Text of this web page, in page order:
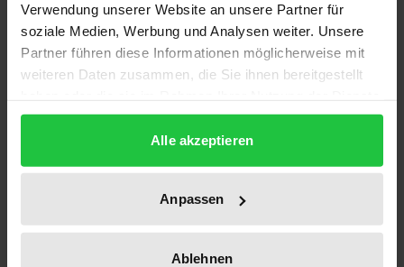
Verwendung unserer Website an unsere Partner für
soziale Medien, Werbung und Analysen weiter. Unsere
Partner führen diese Informationen möglicherweise mit
weiteren Daten zusammen, die Sie ihnen bereitgestellt
gesammelt haben.
Alle akzeptieren
Anpassen
Ablehnen
Auflage
1
978-3-7890-9153-7
Erscheinungsdatum